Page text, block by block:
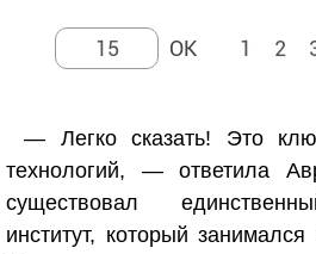
1 2
— Легко сказать! Это
технологий, — ответила
существовал
институт, который